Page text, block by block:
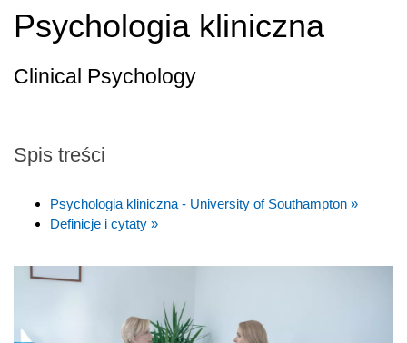
Psychologia kliniczna
Clinical Psychology
Spis treści
Psychologia kliniczna - University of Southampton »
Definicje i cytaty »